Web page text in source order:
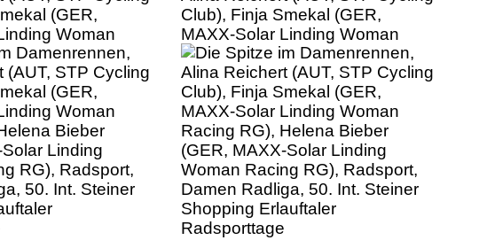
(GER,
Woman
Bieber
Linding
RG), Radsport,
50. Int. Steiner
Club), Finja Smekal (GER,
MAXX-Solar Linding Woman
Racing RG), Helena Bieber
(GER, MAXX-Solar Linding
Woman Racing RG), Radsport,
Damen Radliga, 50. Int. Steiner
Shopping Erlauftaler
Radsporttage